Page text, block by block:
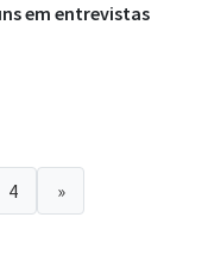
em entrevistas
4 »